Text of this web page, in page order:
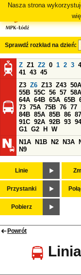
Nasza strona
Sprawdź rozkład na dzień:
Z Z1 Z2 0 1 2 3 4
41 43 45
Z3 Z6 Z13 Z43 50A
55B 55C 56 57 58A
64A 64B 65A 65B
73 75A 75B 76 77
84B 85A 85B 86
91C 92A 92B 93 94
G1 G2 H
W
N1A
N1B N2 N3A
N9
Linie
Przystanki
Pobierz
Powrót
Linia